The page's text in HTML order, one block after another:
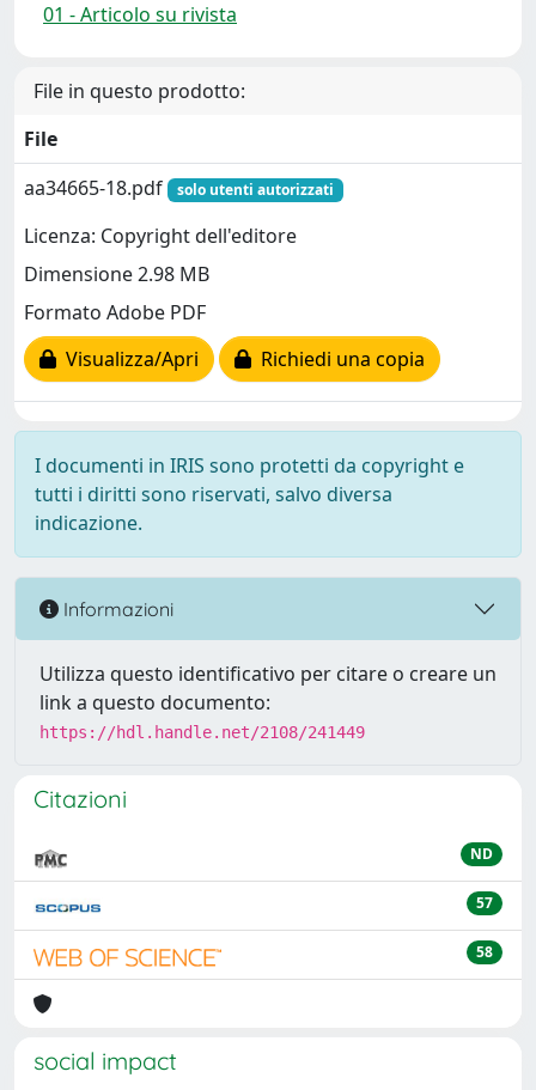
01 - Articolo su rivista
File in questo prodotto:
File
aa34665-18.pdf
solo utenti autorizzati
Licenza: Copyright dell'editore
Dimensione 2.98 MB
Formato Adobe PDF
Visualizza/Apri
Richiedi una copia
I documenti in IRIS sono protetti da copyright e
tutti i diritti sono riservati, salvo diversa
indicazione.
Informazioni
Utilizza questo identificativo per citare o creare un
link a questo documento:
https://hdl.handle.net/2108/241449
Citazioni
ND
57
58
social impact